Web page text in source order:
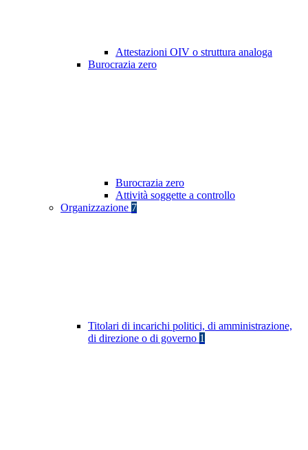
Attestazioni OIV o struttura analoga
Burocrazia zero
Burocrazia zero
Attività soggette a controllo
Organizzazione 7
Titolari di incarichi politici, di amministrazione,
di direzione o di governo 1